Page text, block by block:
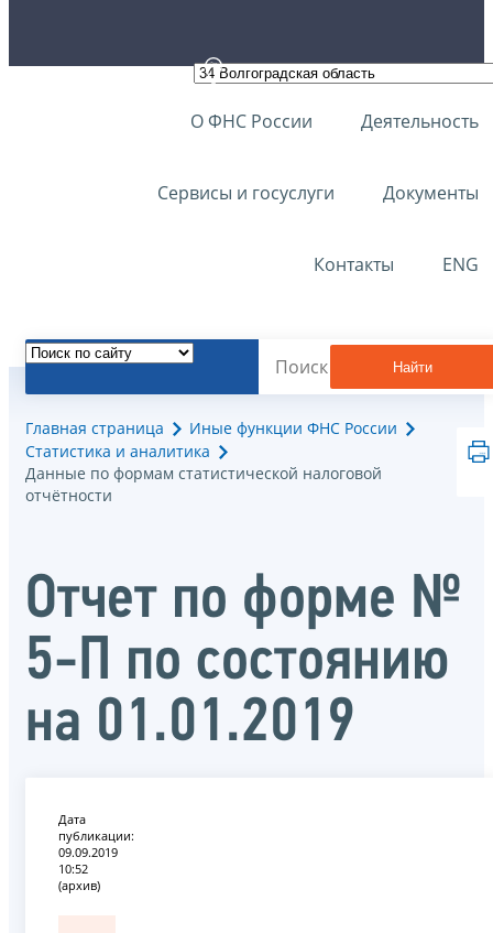
О ФНС России Деятельность
Сервисы и госуслуги Документы
Контакты ENG
Найти
Главная страница
Иные функции ФНС России
Статистика и аналитика
Данные по формам статистической налоговой
отчётности
Отчет по форме №
5-П по состоянию
на 01.01.2019
Дата
публикации:
09.09.2019
10:52
(архив)